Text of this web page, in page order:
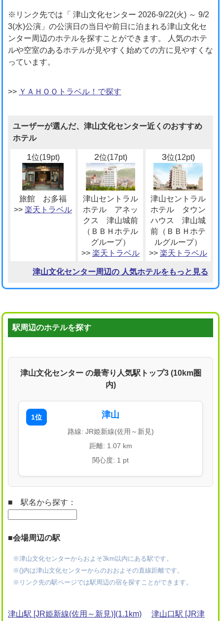
※リンク先では「 津山文化センター 2026-9/22(火) ～ 9/2
3(水)公演」の公演日の当日や前日に泊まれる津山文化セ
ンター周辺のホテルを探すことができます。 人気のホテ
ルや空室のあるホテルが見やすく始めての方に見やすくな
っています。
>> ＹＡＨＯＯトラベル！で探す
ユーザーが選んだ、津山文化センター近くのおすすめ
ホテル
1位(19pt)
旅館 お多福
>> 楽天トラベル
2位(17pt)
津山セントラル
ホテル アネッ
クス 津山城前
（ＢＢＨホテル
グループ）
>> 楽天トラベル
3位(12pt)
津山セントラル
ホテル タウン
ハウス 津山城
前（ＢＢＨホテ
ルグループ）
>> 楽天トラベル
津山文化センター周辺の 人気ホテルをもっと見る
駅周辺のホテルを探す
津山文化センター の最寄り人気駅トップ3 (10km圏
内)
1位 津山
路線: JR姫新線(佐用～新見)
距離: 1.07 km
関心度: 1 pt
■ 駅名から探す：
■会場周辺の駅
※津山文化センターからおよそ3km以内にある駅です。
※()内は津山文化センターからのおおよその直線距離です。
※リンク先の駅ページでは駅周辺の宿を探すことができます。
津山駅 [JR姫新線(佐用～新見)](1.1km)
津山口駅 [JR津